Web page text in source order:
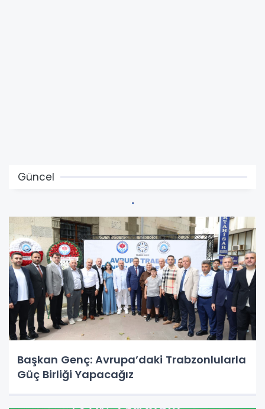
Güncel
Başkan Genç: Avrupa’daki Trabzonlularla
Güç Birliği Yapacağız